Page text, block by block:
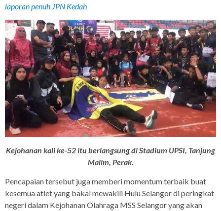
laporan penuh JPN Kedah
Kejohanan kali ke-52 itu berlangsung di Stadium UPSI, Tanjung
Malim, Perak.
Pencapaian tersebut juga memberi momentum terbaik buat
kesemua atlet yang bakal mewakili Hulu Selangor di peringkat
negeri dalam Kejohanan Olahraga MSS Selangor yang akan